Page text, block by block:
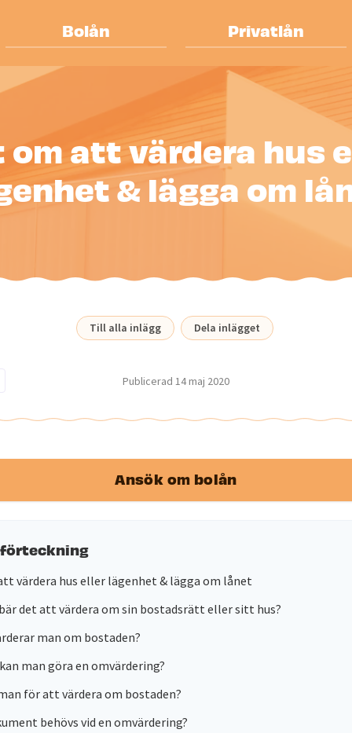
Bolån Privatlån
att värdera hus
& lägga om
Till alla inlägg Dela inlägget
Publicerad 14 maj 2020
Ansök om bolån
värdera hus eller lägenhet & lägga om lånet
det att värdera om sin bostadsrätt eller sitt hus?
man om bostaden?
man göra en omvärdering?
för att värdera om bostaden?
behövs vid en omvärdering?